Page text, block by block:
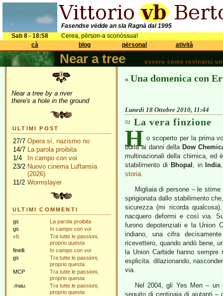
Fasendse vëdde an sla Ragnà dal 1995
Sab 8 - 18:58
Cerea, përson-a sconòssua!
cà
blog përsonal atività
Near a tree ovvero come rovinarsi
Near a tree by a river
there's a hole in the ground
ULTIMI POST
27/7 Opera sì, nazismo no
14/7 La parola proibita
1/4
In campo con voi
23/2 Nuovo cinema Luftansia
(2026)
11/2 Wormslayer
ULTIMI COMMENTI
gs
La parola proibita
gs
In campo con voi
vb
Tra tutte le passioni,
proprio questa
finelli
In campo con voi
gs
Tra tutte le passioni,
proprio questa
MCP
Tra tutte le passioni,
proprio questa
.mau.
Tra tutte le passioni,
proprio questa
« Una domenica con
Lunedì 18 Ottobre 2010, 11:44
La vera finzione
H o scoperto per la prima
burla ai danni della Dow
multinazionali della chimica, ed
stabilimento di Bhopal , in India
storia.
Migliaia di persone – le
sprigionata dallo stabilimento
sicurezza (mi ricorda
nacquero deformi e così via.
furono depotenziati e la Union
indiano, una cifra
ricevettero, quando andò bene,
la Union Carbide hanno
esplicita: dilazionando,
via.
Nel 2004, gli Yes Men –
seguito di centinaia di aiutanti –